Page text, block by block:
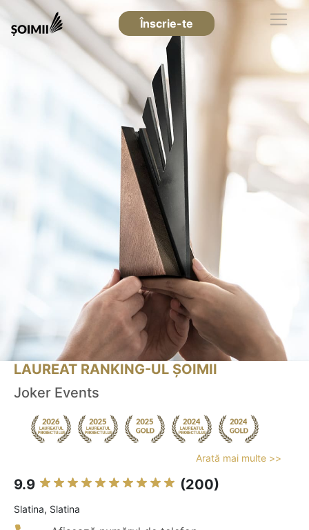
Înscrie-te
LAUREAT RANKING-UL ȘOIMII
Joker Events
Arată mai multe >>
9.9 (200)
Slatina, Slatina